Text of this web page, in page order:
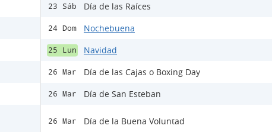
23 Sáb Día de las Raíces
24 Dom Nochebuena
25 Lun Navidad
26 Mar Día de las Cajas o Boxing Day
26 Mar Día de San Esteban
26 Mar Día de la Buena Voluntad